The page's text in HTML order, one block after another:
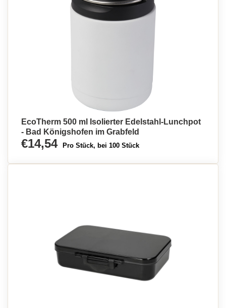
EcoTherm 500 ml Isolierter Edelstahl-Lunchpot
- Bad Königshofen im Grabfeld
€14,54 Pro Stück, bei 100 Stück